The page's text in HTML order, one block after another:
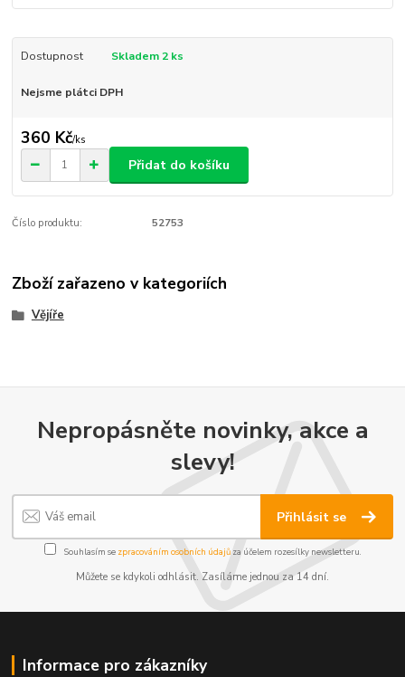
Dostupnost Skladem 2 ks
Nejsme plátci DPH
360 Kč/ks
Přidat do košíku
Číslo produktu: 52753
Zboží zařazeno v kategoriích
Vějíře
Nepropásněte novinky, akce a
slevy!
Přihlásit se
Souhlasím se zpracováním osobních údajůza účelem rozesílky newsletteru.
Můžete se kdykoli odhlásit. Zasíláme jednou za 14 dní.
Informace pro zákazníky